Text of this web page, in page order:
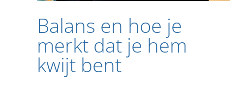
Balans en hoe je
merkt dat je hem
kwijt bent